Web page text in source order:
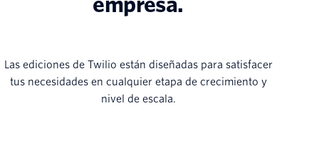
empresa.
Las ediciones de Twilio están diseñadas para satisfacer
tus necesidades en cualquier etapa de crecimiento y
nivel de escala.